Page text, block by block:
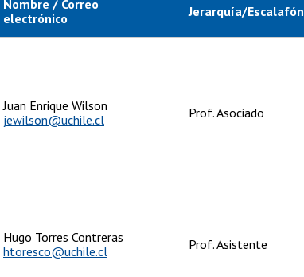
Nombre / Correo
electrónico
Jerarquía/Escalafón
Juan Enrique Wilson
jewilson@uchile.cl
Prof. Asociado
Hugo Torres Contreras
htoresco@uchile.cl
Prof. Asistente